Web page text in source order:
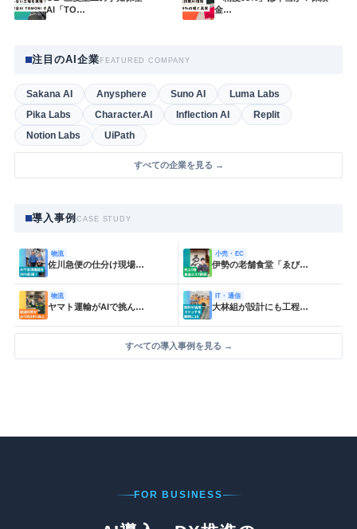
AI「TO…
金…
注目のAI企業 FEATURED COMPANY
Sakana AI Anysphere Suno AI
Luma Labs
Pika Labs
Character.AI Inflection AI
Replit
Notion Labs
UiPath
すべての企業を見る →
導入事例CASE STUDY
物流
佐川急便の仕分け現場…
小売・EC
伊勢の老舗食堂「ゑび…
物流
ヤマト運輸がAIで挑ん…
IT・通信
大林組が設計にも工程…
すべての導入事例を見る →
FOR BUSINESS